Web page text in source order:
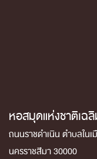
หอสมุดแห่งชาติเฉ
ถนนราชดำเนิน ตำบลในเ
นครราชสีมา 30000